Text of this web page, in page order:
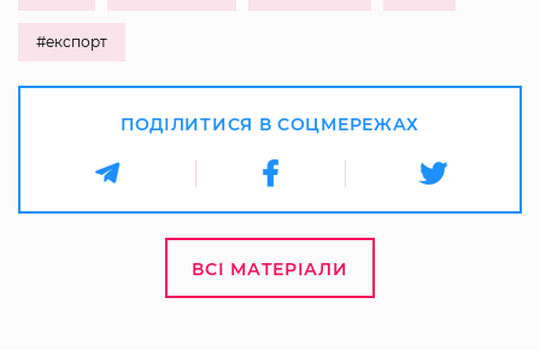
#експорт
ПОДІЛИТИСЯ В СОЦМЕРЕЖАХ
ВСІ МАТЕРІАЛИ